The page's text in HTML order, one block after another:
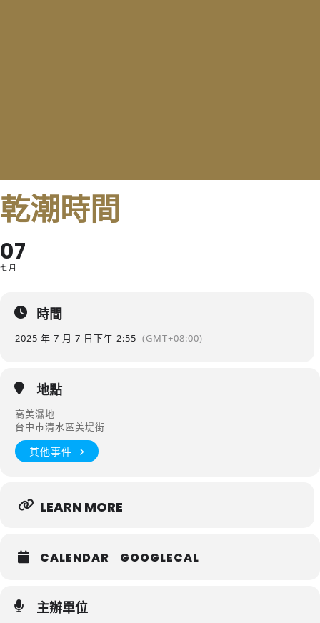
乾潮時間
07
七月
時間
2025 年 7 月 7 日下午 2:55 (GMT+08:00)
地點
高美濕地
台中市清水區美堤街
其他事件
LEARN MORE
CALENDAR GOOGLECAL
主辦單位